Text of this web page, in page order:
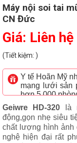
Máy nội soi tai
CN Đức
Giá: Liên hệ
(Tiết kiệm: )
Y tế Hoãn Mỹ
mạng lưới sản
hơn 5.000
Geiwre HD-320 là
động,gọn nhẹ siêu
chất lượng hình ảnh
nghệ hiện đại rất